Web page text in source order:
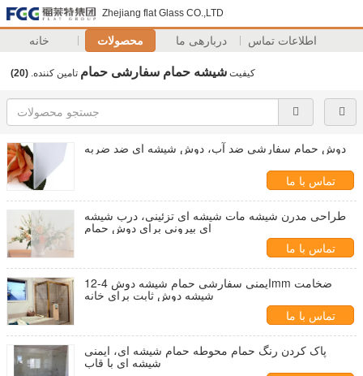
Zhejiang flat Glass CO.,LTD
خانه محصولات دربارهی ما اطلاعات تماس
کیفیت شیشه حمام سفارشی حمام تامین کننده. (20)
دوش حمام سفارشی ضد آب، دوش شیشه ای ضد ضربه
تماس با ما
طراحی مدرن شیشه مات شیشه ای تزئینی، درب شیشه
ای بیرونی برای دوش حمام
تماس با ما
ایمنی سفارشی حمام شیشه دوش 4-12mm ضخامت
شیشه دوش ثابت برای خانه
تماس با ما
پاک کردن رنگ حمام محوطه حمام شیشه ای، ایمنی
شیشه ای با قاب